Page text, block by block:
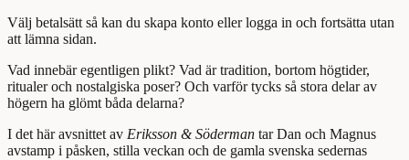
Välj betalsätt så kan du skapa konto eller logga in och fortsätta utan
att lämna sidan.
Vad innebär egentligen plikt? Vad är tradition, bortom högtider,
ritualer och nostalgiska poser? Och varför tycks så stora delar av
högern ha glömt båda delarna?
I det här avsnittet av Eriksson & Söderman tar Dan och Magnus
avstamp i påsken, stilla veckan och de gamla svenska sedernas